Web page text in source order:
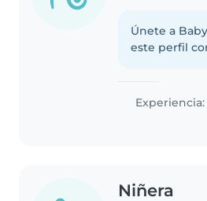
Únete a
este perfil
Experiencia:
Niñera